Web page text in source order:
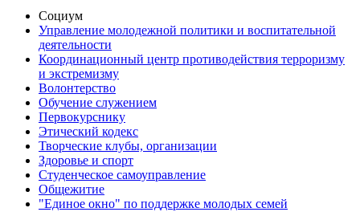
Социум
Управление молодежной политики и воспитательной
деятельности
Координационный центр противодействия терроризму
и экстремизму
Волонтерство
Обучение служением
Первокурснику
Этический кодекс
Творческие клубы, организации
Здоровье и спорт
Студенческое самоуправление
Общежитие
"Единое окно" по поддержке молодых семей